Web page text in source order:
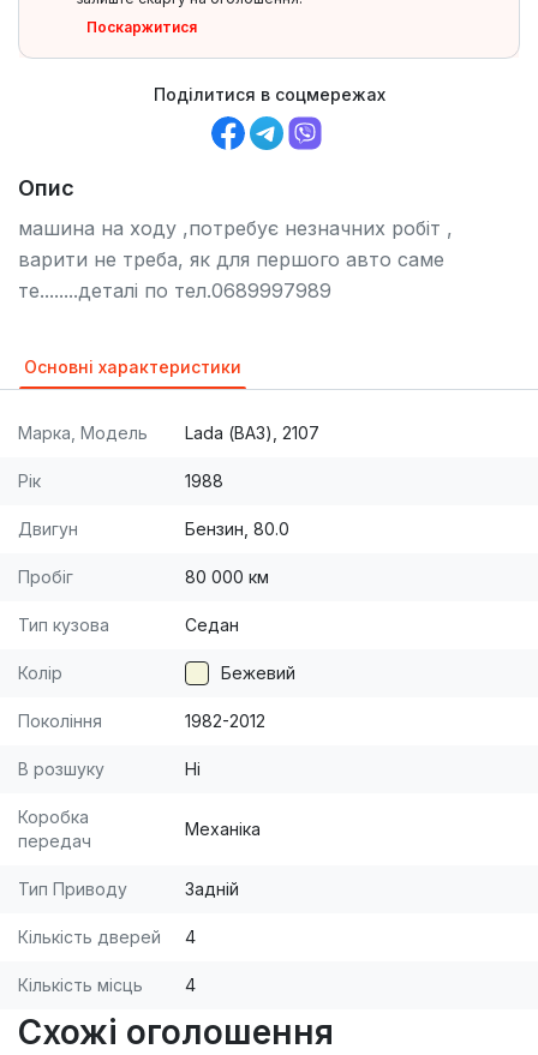
Поскаржитися
Поділитися в соцмережах
Опис
машина на ходу ,потребує незначних робіт ,
варити не треба, як для першого авто саме
те........деталі по тел.0689997989
Основні характеристики
Марка, Модель Lada (ВАЗ), 2107
Рік 1988
Двигун Бензин, 80.0
Пробіг 80 000 км
Тип кузова Седан
Колір Бежевий
Покоління 1982-2012
В розшуку Ні
Коробка
передач
Механіка
Тип Приводу Задній
Кількість дверей 4
Кількість місць 4
Схожі оголошення